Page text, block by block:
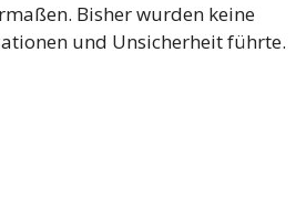
Bisher wurden keine
und Unsicherheit führte.